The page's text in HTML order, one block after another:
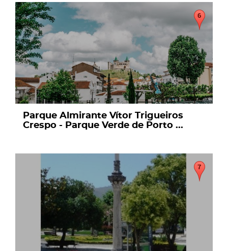
page
Parque Almirante Vítor Trigueiros
Crespo - Parque Verde de Porto ...